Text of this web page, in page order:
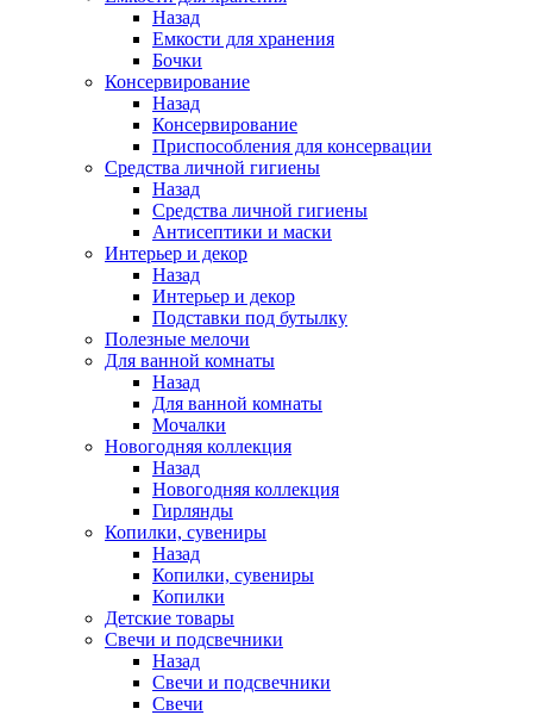
Назад
Емкости для хранения
Бочки
Консервирование
Назад
Консервирование
Приспособления для консервации
Средства личной гигиены
Назад
Средства личной гигиены
Антисептики и маски
Интерьер и декор
Назад
Интерьер и декор
Подставки под бутылку
Полезные мелочи
Для ванной комнаты
Назад
Для ванной комнаты
Мочалки
Новогодняя коллекция
Назад
Новогодняя коллекция
Гирлянды
Копилки, сувениры
Назад
Копилки, сувениры
Копилки
Детские товары
Свечи и подсвечники
Назад
Свечи и подсвечники
Свечи